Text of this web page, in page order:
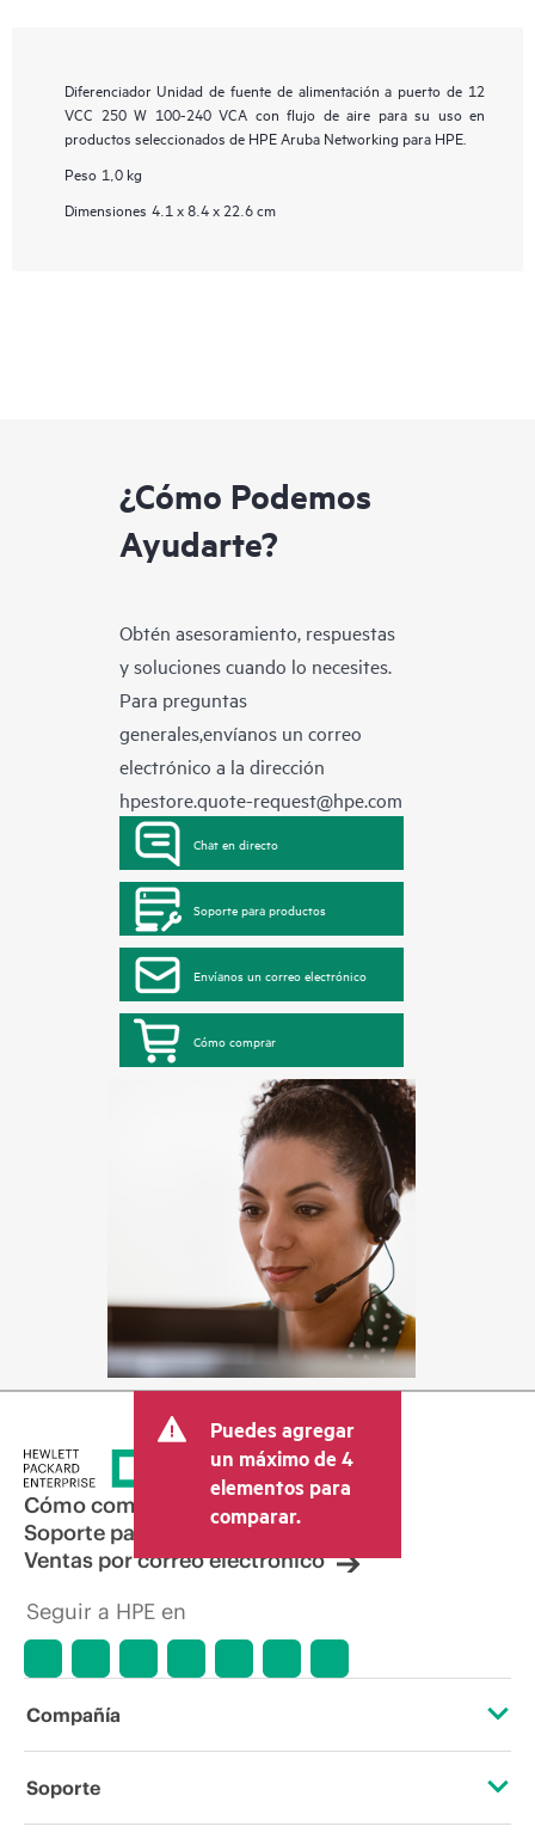
Diferenciador Unidad de fuente de alimentación a puerto de 12
VCC 250 W 100-240 VCA con flujo de aire para su uso en
productos seleccionados de HPE Aruba Networking para HPE.
Peso 1,0 kg
Dimensiones 4.1 x 8.4 x 22.6 cm
¿Cómo Podemos
Ayudarte?
Obtén asesoramiento, respuestas
y soluciones cuando lo necesites.
Para preguntas
generales,envíanos un correo
electrónico a la dirección
hpestore.quote-request@hpe.com
Chat en directo
Soporte para productos
Envíanos un correo electrónico
Cómo comprar
Puedes agregar
un máximo de 4
elementos para
comparar.
Cómo comprar
Soporte para productos
Ventas por correo electrónico
Seguir a HPE en
Compañía
Acerca de HPE
Soporte